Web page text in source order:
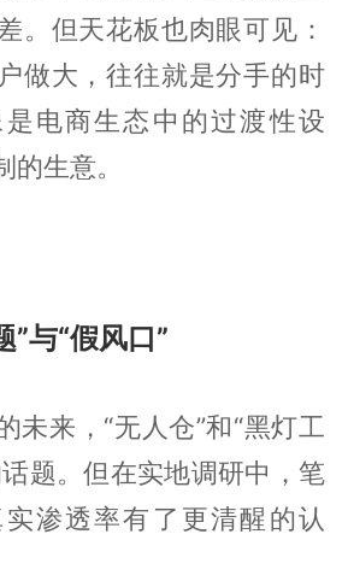
。但天花板也肉眼可见：
做大，往往就是分手的时
电商生态中的过渡性设
生意。
”与“假风口”
未来，“无人仓”和“黑灯工
题。但在实地调研中，笔
渗透率有了更清醒的认